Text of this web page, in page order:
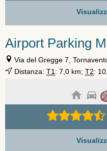
Airport Parking
Via del Gregge 7,
Distanza: T1: 7,0 km; T2: